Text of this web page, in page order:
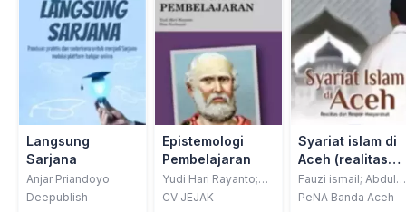
Langsung
Sarjana
Anjar Priandoyo
Deepublish
Epistemologi
Pembelajaran
Yudi Hari Rayanto;
Dies Nurhayati
CV JEJAK
Syariat islam di
Aceh (realitas
dan respon
masyarakat)
Fauzi ismail; Abdul
manan
PeNA Banda Aceh